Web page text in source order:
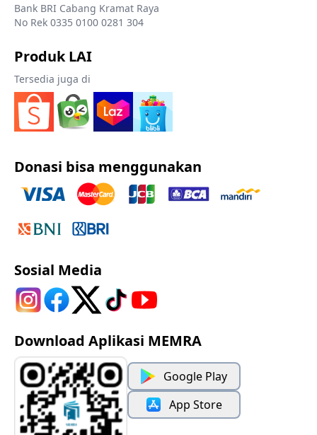
Bank BRI Cabang Kramat Raya
No Rek 0335 0100 0281 304
Produk LAI
Tersedia juga di
Donasi bisa menggunakan
Sosial Media
Download Aplikasi MEMRA
Google Play
App Store